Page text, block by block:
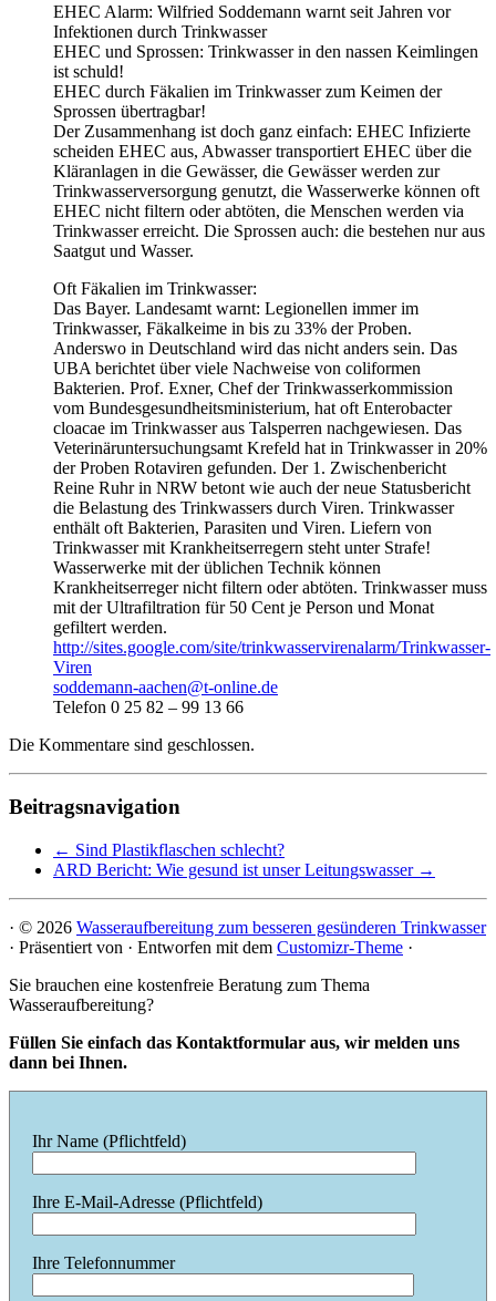
EHEC Alarm: Wilfried Soddemann warnt seit Jahren vor
Infektionen durch Trinkwasser
EHEC und Sprossen: Trinkwasser in den nassen Keimlingen
ist schuld!
EHEC durch Fäkalien im Trinkwasser zum Keimen der
Sprossen übertragbar!
Der Zusammenhang ist doch ganz einfach: EHEC Infizierte
scheiden EHEC aus, Abwasser transportiert EHEC über die
Kläranlagen in die Gewässer, die Gewässer werden zur
Trinkwasserversorgung genutzt, die Wasserwerke können oft
EHEC nicht filtern oder abtöten, die Menschen werden via
Trinkwasser erreicht. Die Sprossen auch: die bestehen nur aus
Saatgut und Wasser.
Oft Fäkalien im Trinkwasser:
Das Bayer. Landesamt warnt: Legionellen immer im
Trinkwasser, Fäkalkeime in bis zu 33% der Proben.
Anderswo in Deutschland wird das nicht anders sein. Das
UBA berichtet über viele Nachweise von coliformen
Bakterien. Prof. Exner, Chef der Trinkwasserkommission
vom Bundesgesundheitsministerium, hat oft Enterobacter
cloacae im Trinkwasser aus Talsperren nachgewiesen. Das
Veterinäruntersuchungsamt Krefeld hat in Trinkwasser in 20%
der Proben Rotaviren gefunden. Der 1. Zwischenbericht
Reine Ruhr in NRW betont wie auch der neue Statusbericht
die Belastung des Trinkwassers durch Viren. Trinkwasser
enthält oft Bakterien, Parasiten und Viren. Liefern von
Trinkwasser mit Krankheitserregern steht unter Strafe!
Wasserwerke mit der üblichen Technik können
Krankheitserreger nicht filtern oder abtöten. Trinkwasser muss
mit der Ultrafiltration für 50 Cent je Person und Monat
gefiltert werden.
http://sites.google.com/site/trinkwasservirenalarm/Trinkwasser-
Viren
soddemann-aachen@t-online.de
Telefon 0 25 82 – 99 13 66
Die Kommentare sind geschlossen.
Beitragsnavigation
← Sind Plastikflaschen schlecht?
ARD Bericht: Wie gesund ist unser Leitungswasser →
· © 2026 Wasseraufbereitung zum besseren gesünderen Trinkwasser
· Präsentiert von · Entworfen mit dem Customizr-Theme ·
Sie brauchen eine kostenfreie Beratung zum Thema
Wasseraufbereitung?
Füllen Sie einfach das Kontaktformular aus, wir melden uns
dann bei Ihnen.
Ihr Name (Pflichtfeld)
Ihre E-Mail-Adresse (Pflichtfeld)
Ihre Telefonnummer